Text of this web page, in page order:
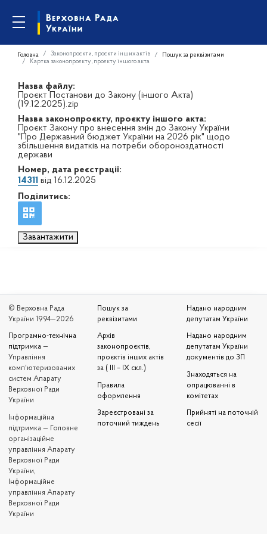
Головна Законопроєкти, проєкти інших актів
Пошук за реквізитами
Картка законопроєкту, проєкту іншого акта
Назва файлу:
Проєкт Постанови до Закону (іншого Акта)
(19.12.2025).zip
Назва законопроєкту, проєкту іншого акта:
Проєкт Закону про внесення змін до Закону України
"Про Державний бюджет України на 2026 рік" щодо
збільшення видатків на потреби обороноздатності
держави
Номер, дата реєстрації:
14311 від 16.12.2025
Поділитись:
Завантажити
© Верховна Рада
України 1994—2026
Програмно-технічна
підтримка —
Управління
комп'ютеризованих
систем Апарату
Верховної Ради
України
Iнформаційна
підтримка — Головне
організаційне
управління Апарату
Верховної Ради
України,
Інформаційне
управління Апарату
Верховної Ради
України
Пошук за
реквізитами
Архів
законопроєктів,
проєктів інших актів
за ( III – IX скл.)
Правила
оформлення
Зареєстровані за
поточний тиждень
Надано народним
депутатам України
Надано народним
депутатам України
документів до ЗП
Знаходяться на
опрацюванні в
комітетах
Прийняті на поточній
сесії